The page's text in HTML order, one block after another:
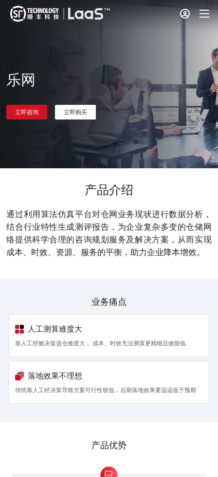
乐网
立即咨询 立即购买
产品介绍
通过利用算法仿真平台对仓网业务现状进行数据分析，
结合行业特性生成测评报告，为企业复杂多变的仓储网
络提供科学合理的咨询规划服务及解决方案，从而实现
成本、时效、资源、服务的平衡，助力企业降本增效。
业务痛点
人工测算难度大
靠人工经验决策选仓难度大， 成本、时效无法测算更精细且效能低
落地效果不理想
传统靠人工经决策导致方案可行性较低，后期落地效果要远远低于预期
产品优势